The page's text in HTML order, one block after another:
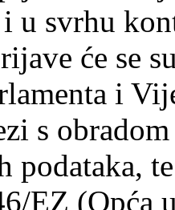
u svrhu
će se
i
s
podataka,
EZ (Opća